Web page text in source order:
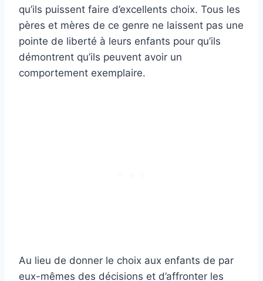
qu’ils puissent faire d’excellents choix. Tous les
pères et mères de ce genre ne laissent pas une
pointe de liberté à leurs enfants pour qu’ils
démontrent qu’ils peuvent avoir un
comportement exemplaire.
Au lieu de donner le choix aux enfants de par
eux-mêmes des décisions et d’affronter les